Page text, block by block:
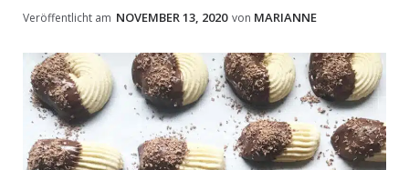
Veröffentlicht am NOVEMBER 13, 2020 von MARIANNE